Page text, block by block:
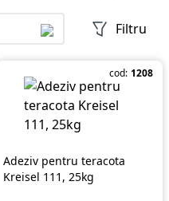
Filtru
cod: 1208
Adeziv pentru teracota
Kreisel 111, 25kg